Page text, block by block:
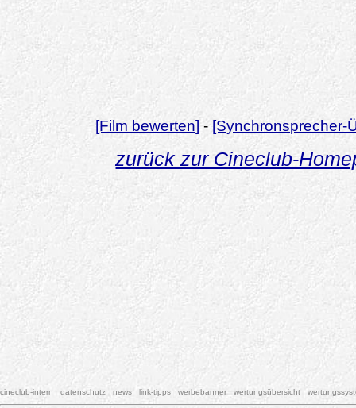
[Film bewerten] - [Synchronsprecher-
zurück zur Cineclub-
cineclub-intern datenschutz news link-tipps werbebanner wertungsübersicht